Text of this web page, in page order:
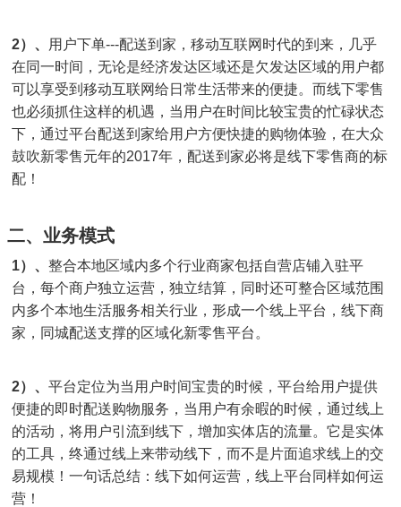
2）、
用户下单---配送到家，移动互联网时代的到来，几乎
在同一时间，无论是经济发达区域还是欠发达区域的用户都
可以享受到移动互联网给日常生活带来的便捷。而线下零售
也必须抓住这样的机遇，当用户在时间比较宝贵的忙碌状态
下，通过平台配送到家给用户方便快捷的购物体验，在大众
鼓吹新零售元年的2017年，配送到家必将是线下零售商的标
配！
二、业务模式
1）、 整合本地区域内多个行业商家包括自营店铺入驻平
台，每个商户独立运营，独立结算，同时还可整合区域范围
内多个本地生活服务相关行业，形成一个线上平台，线下商
家，同城配送支撑的区域化新零售平台。
2）、 平台定位为当用户时间宝贵的时候，平台给用户提供
便捷的即时配送购物服务，当用户有余暇的时候，通过线上
的活动，将用户引流到线下，增加实体店的流量。它是实体
的工具，终通过线上来带动线下，而不是片面追求线上的交
易规模！一句话总结：线下如何运营，线上平台同样如何运
营！